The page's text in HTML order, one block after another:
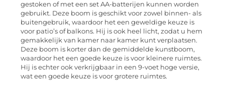
gestoken of met een set AA-batterijen kunnen worden
gebruikt. Deze boom is geschikt voor zowel binnen- als
buitengebruik, waardoor het een geweldige keuze is
voor patio’s of balkons. Hij is ook heel licht, zodat u hem
gemakkelijk van kamer naar kamer kunt verplaatsen.
Deze boom is korter dan de gemiddelde kunstboom,
waardoor het een goede keuze is voor kleinere ruimtes.
Hij is echter ook verkrijgbaar in een 9-voet hoge versie,
wat een goede keuze is voor grotere ruimtes.